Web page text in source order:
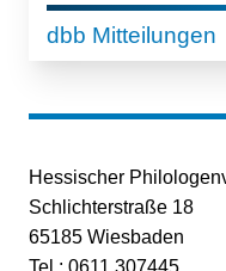
dbb Mitteilungen
Hessischer
Schlichterstraße 18
65185 Wiesbaden